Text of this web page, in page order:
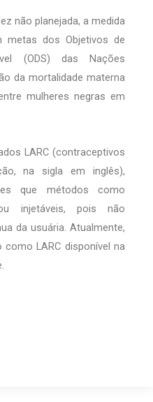
não planejada, a medida
metas dos Objetivos de
(ODS) das Nações
da mortalidade materna
mulheres negras em
LARC (contraceptivos
na sigla em inglês),
que métodos como
injetáveis, pois não
da usuária. Atualmente,
LARC disponível na